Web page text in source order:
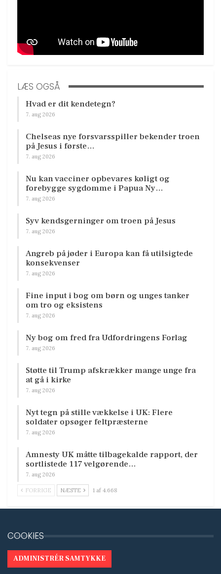
LÆS OGSÅ
Hvad er dit kendetegn?
7. aug 2026
Chelseas nye forsvarsspiller bekender troen
på Jesus i første…
7. aug 2026
Nu kan vacciner opbevares køligt og
forebygge sygdomme i Papua Ny…
7. aug 2026
Syv kendsgerninger om troen på Jesus
7. aug 2026
Angreb på jøder i Europa kan få utilsigtede
konsekvenser
7. aug 2026
Fine input i bog om børn og unges tanker
om tro og eksistens
7. aug 2026
Ny bog om fred fra Udfordringens Forlag
7. aug 2026
Støtte til Trump afskrækker mange unge fra
at gå i kirke
7. aug 2026
Nyt tegn på stille vækkelse i UK: Flere
soldater opsøger feltpræsterne
7. aug 2026
Amnesty UK måtte tilbagekalde rapport, der
sortlistede 117 velgørende…
7. aug 2026
FORRIGE NÆSTE 1 af 4.668
COOKIES
ADMINISTRÉR SAMTYKKE